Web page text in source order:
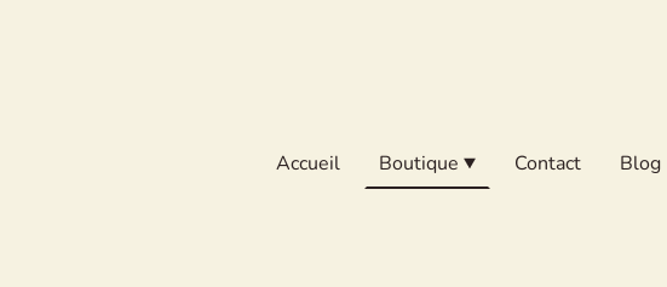
Accueil Boutique Contact Blog